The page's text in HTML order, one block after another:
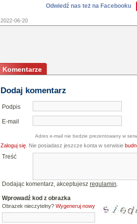
Odwiedź nas też na Facebooku
2022-06-20
Komentarze
Dodaj komentarz
Podpis
E-mail
Adres e-mail nie bedzie prezentowany w
Zaloguj się . Nie posiadasz jeszcze konta w serwisie
Treść
Dodając komentarz, akceptujesz regulamin.
Wprowadź kod z obrazka
Obrazek nieczytelny? Wygeneruj nowy